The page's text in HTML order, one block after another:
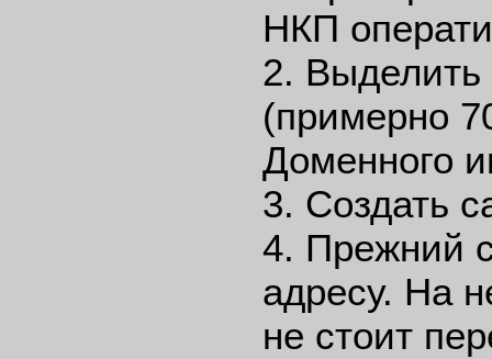
НКП
2. Выделить
(примерно
Доменного
3. Создать
4. Прежний
адресу. На
не стоит